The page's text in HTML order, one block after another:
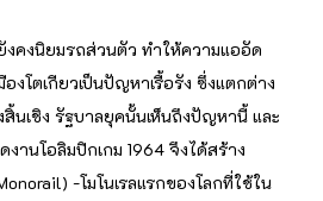
คงนิยมรถส่วนตัว ทำให้ความแออัด
งโตเกียวเป็นปัญหาเรื้อรัง ซึ่งแตกต่าง
เชิง รัฐบาลยุคนั้นเห็นถึงปัญหานี้ และ
านโอลิมปิกเกม 1964 จึงได้สร้าง
-โมโนเรลแรกของโลกที่ใช้ใน